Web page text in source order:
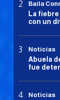
Baila
La
con un
Noticias
Abuela
fue
Noticias